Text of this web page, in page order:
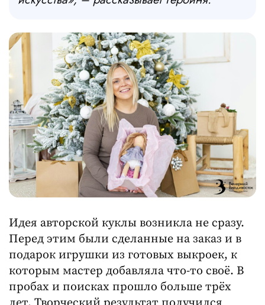
Идея авторской куклы возникла не сразу.
Перед этим были сделанные на заказ и в
подарок игрушки из готовых выкроек, к
которым мастер добавляла что-то своё. В
пробах и поисках прошло больше трёх